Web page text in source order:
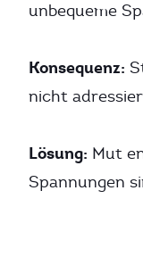
unbequeme
Konsequenz:
nicht
Lösung: Mut
Spannungen